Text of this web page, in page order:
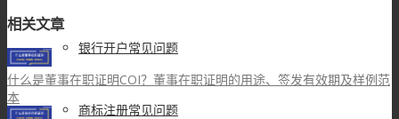
银行开户常见问题
商标注册常见问题
相关文章
什么是董事在职证明COI？董事在职证明的用途、签发有效期及样例范
本